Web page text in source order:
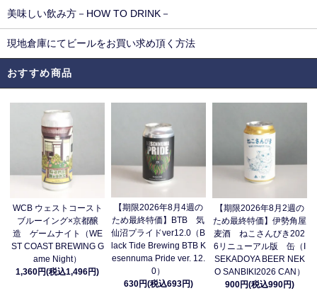
美味しい飲み方－HOW TO DRINK－
現地倉庫にてビールをお買い求め頂く方法
おすすめ商品
WCB ウェストコースト
ブルーイング×京都醸
造 ゲームナイト（WE
ST COAST BREWING G
ame Night）
1,360円(税込1,496円)
【期限2026年8月4週の
ため最終特価】BTB 気
仙沼プライドver12.0（B
lack Tide Brewing BTB K
esennuma Pride ver. 12.
0）
630円(税込693円)
【期限2026年8月2週の
ため最終特価】伊勢角屋
麦酒 ねこさんびき202
6リニューアル版 缶（I
SEKADOYA BEER NEK
O SANBIKI2026 CAN）
900円(税込990円)